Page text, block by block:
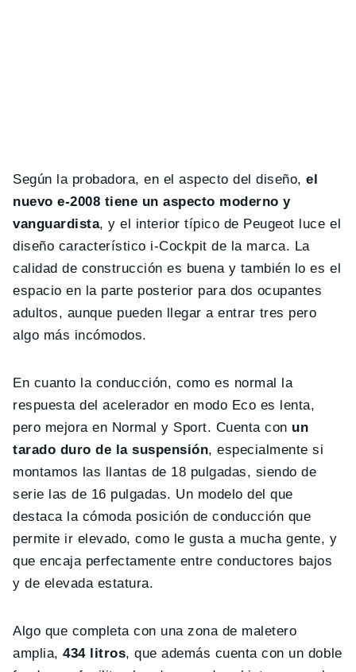
Según la probadora, en el aspecto del diseño,el
nuevo e-2008 tiene un aspecto moderno y
vanguardista, y el interior típico de Peugeot luce el
diseño característico i-Cockpit de la marca. La
calidad de construcción es buena y también lo es el
espacio en la parte posterior para dos ocupantes
adultos, aunque pueden llegar a entrar tres pero
algo más incómodos.
En cuanto la conducción, como es normal la
respuesta del acelerador en modo Eco es lenta,
pero mejora en Normal y Sport. Cuenta con un
tarado duro de la suspensión, especialmente si
montamos las llantas de 18 pulgadas, siendo de
serie las de 16 pulgadas. Un modelo del que
destaca la cómoda posición de conducción que
permite ir elevado, como le gusta a mucha gente, y
que encaja perfectamente entre conductores bajos
y de elevada estatura.
Algo que completa con una zona de maletero
amplia,434 litros, que además cuenta con un doble